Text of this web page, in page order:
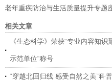
老年重疾防治与生活质量提升专题
相关文章
《生态科学》荣获“专业内容知
示范单位”称号
“穿越北回归线 感受自然之美”科